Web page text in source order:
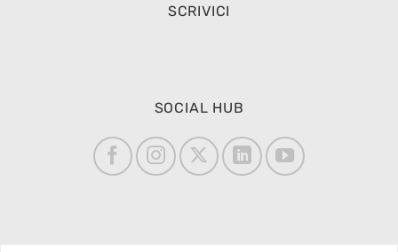
SCRIVICI
SOCIAL HUB